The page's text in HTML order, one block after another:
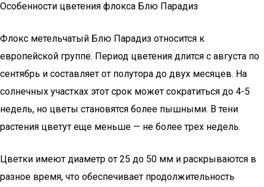
Особенности цветения флокса Блю Парадиз
Флокс метельчатый Блю Парадиз относится к
европейской группе. Период цветения длится с августа по
сентябрь и составляет от полутора до двух месяцев. На
солнечных участках этот срок может сократиться до 4-5
недель, но цветы становятся более пышными. В тени
растения цветут еще меньше — не более трех недель.
Цветки имеют диаметр от 25 до 50 мм и раскрываются в
разное время, что обеспечивает продолжительность